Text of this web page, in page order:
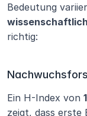
Bedeutung
richtig:
Ein H-Index von
zeigt, dass erste